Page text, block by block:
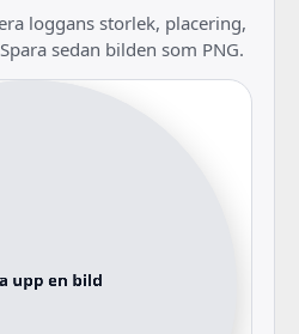
loggans storlek, placering,
sedan bilden som PNG.